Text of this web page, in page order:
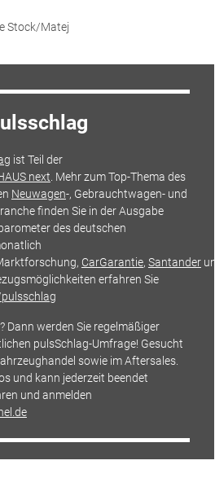
Stock/Matej
ist Teil der
next. Mehr zum Top-Thema des
Neuwagen-, Gebrauchtwagen- und
finden Sie in der Ausgabe
des deutschen
CarGarantie, Santander
erfahren Sie
Dann werden Sie regelmäßiger
pulsSchlag-Umfrage! Gesucht
sowie imAftersales.
und kann jederzeit beendet
und anmelden